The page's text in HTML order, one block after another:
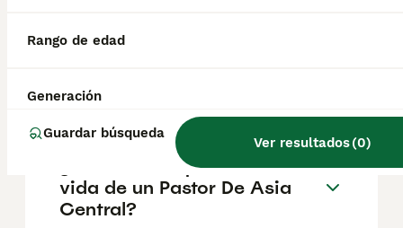
Rango de edad
Generación
Guardar búsqueda
Ver resultados(0)
Pastor De Asia Central?
¿Cuál es la esperanza de
vida de un Pastor De Asia
Central?